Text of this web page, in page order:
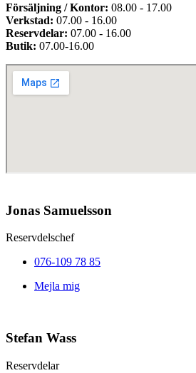
Försäljning / Kontor: 08.00 - 17.00
Verkstad: 07.00 - 16.00
Reservdelar: 07.00 - 16.00
Butik: 07.00-16.00
Jonas Samuelsson
Reservdelschef
076-109 78 85
Mejla mig
Stefan Wass
Reservdelar